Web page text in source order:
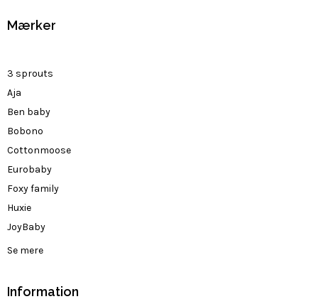
Mærker
3 sprouts
Aja
Ben baby
Bobono
Cottonmoose
Eurobaby
Foxy family
Huxie
JoyBaby
Se mere
Information